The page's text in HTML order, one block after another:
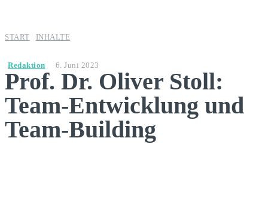
START INHALTE
Redaktion 6. Juni 2023
Prof. Dr. Oliver Stoll:
Team-Entwicklung und
Team-Building